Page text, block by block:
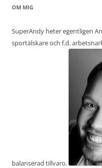
OM MIG
SuperAndy heter egentligen
sportälskare och f.d.
balanserad tillvaro.